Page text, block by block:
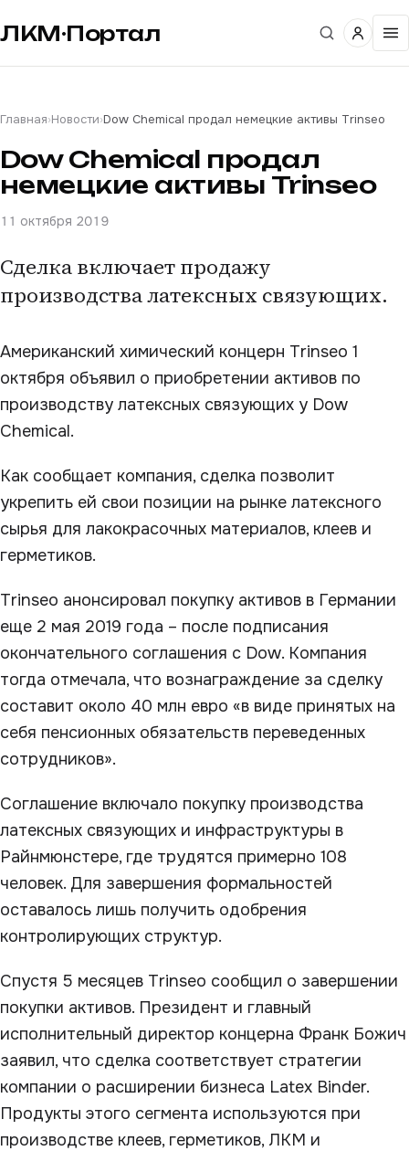
ЛКМ·Портал
Главная›Новости›Dow Chemical продал немецкие активы Trinseo
Dow Chemical продал
немецкие активы Trinseo
11 октября 2019
Сделка включает продажу
производства латексных связующих.
Американский химический концерн Trinseo 1
октября объявил о приобретении активов по
производству латексных связующих у Dow
Chemical.
Как сообщает компания, сделка позволит
укрепить ей свои позиции на рынке латексного
сырья для лакокрасочных материалов, клеев и
герметиков.
Trinseo анонсировал покупку активов в Германии
еще 2 мая 2019 года – после подписания
окончательного соглашения с Dow. Компания
тогда отмечала, что вознаграждение за сделку
составит около 40 млн евро «в виде принятых на
себя пенсионных обязательств переведенных
сотрудников».
Соглашение включало покупку производства
латексных связующих и инфраструктуры в
Райнмюнстере, где трудятся примерно 108
человек. Для завершения формальностей
оставалось лишь получить одобрения
контролирующих структур.
Спустя 5 месяцев Trinseo сообщил о завершении
покупки активов. Президент и главный
исполнительный директор концерна Франк Божич
заявил, что сделка соответствует стратегии
компании о расширении бизнеса Latex Binder.
Продукты этого сегмента используются при
производстве клеев, герметиков, ЛКМ и